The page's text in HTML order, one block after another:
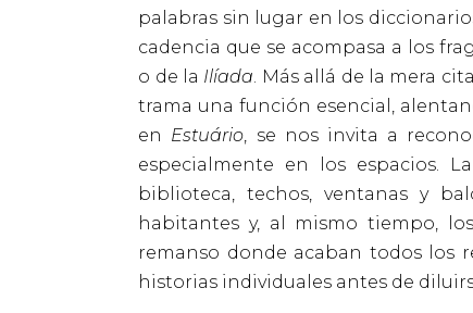
palabras sin lugar en los
cadencia que se acompasa a los
o de la Ilíada . Más allá de la mera
trama una función esencial,
en Estuário , se nos invita a
especialmente en los espacios.
biblioteca, techos, ventanas y
habitantes y, al mismo tiempo,
remanso donde acaban todos los
historias individuales antes de